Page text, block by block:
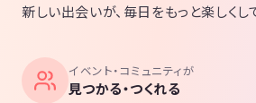
新しい出会いが、毎日をもっと楽しくし
イベント・コミュニティが
見つかる・つくれる